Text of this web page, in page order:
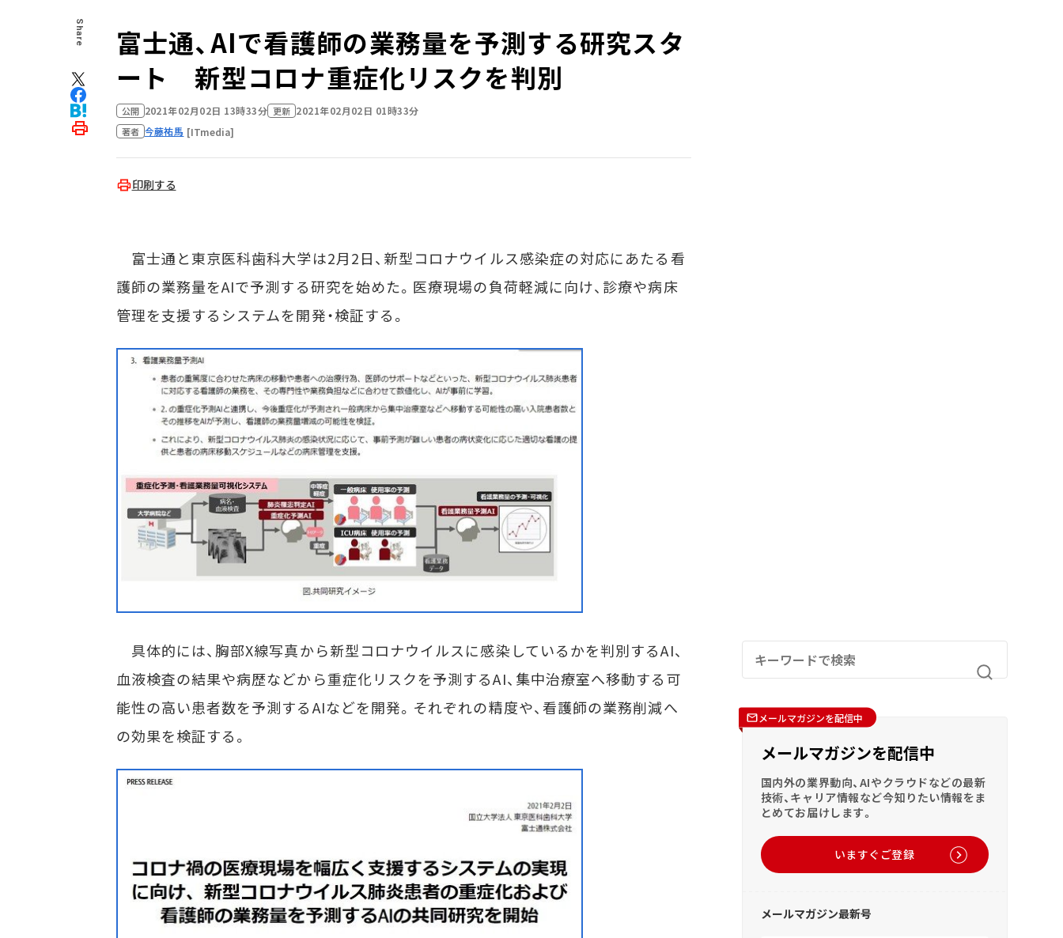
Share
富士通、AIで看護師の業務量を予測する研究スタ
ート 新型コロナ重症化リスクを判別
公開 2021年02月02日 13時33分 更新 2021年02月02日 01時33分
著者 今藤祐馬 [ITmedia]
印刷する
富士通と東京医科歯科大学は2月2日、新型コロナウイルス感染症の対応にあたる看
護師の業務量をAIで予測する研究を始めた。医療現場の負荷軽減に向け、診療や病床
管理を支援するシステムを開発・検証する。
具体的には、胸部X線写真から新型コロナウイルスに感染しているかを判別するAI、
血液検査の結果や病歴などから重症化リスクを予測するAI、集中治療室へ移動する可
能性の高い患者数を予測するAIなどを開発。それぞれの精度や、看護師の業務削減へ
の効果を検証する。
メールマガジンを配信中
メールマガジンを配信中
国内外の業界動向、AIやクラウドなどの最新
技術、キャリア情報など今知りたい情報をま
とめてお届けします。
いますぐご登録
メールマガジン最新号